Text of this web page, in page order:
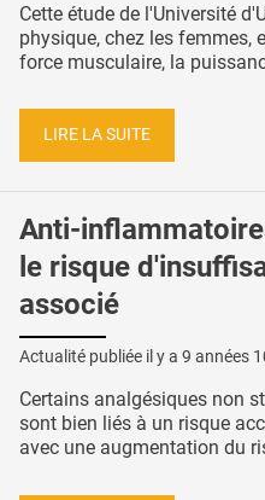
Cette étude de l'Université
physique, chez les femmes,
force musculaire, la
LIRE LA SUITE
Anti-
le risque
associé
Actualité publiée il y a 9 années
Certains analgésiques non
sont bien liés à un risque
avec une augmentation du